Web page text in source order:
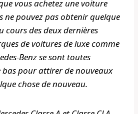
vous achetez une voiture
ne pouvez pas obtenir quelque
cours des deux dernières
de voitures de luxe comme
Benz se sont toutes
bas pour attirer de nouveaux
chose de nouveau.